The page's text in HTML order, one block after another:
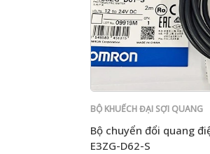
BỘ KHUẾCH ĐẠI SỢI QUANG
Bộ chuyển đổi quang
E3ZG-D62-S